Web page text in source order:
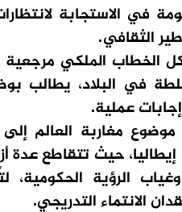
في الاستجابة
الثقافي.
الخطاب الملكي مرجعية
في البلاد، يطالب
عملية.
موضوع مغاربة العالم
حيث تتقاطع عدة
الرؤية
الانتماء التدريجي.